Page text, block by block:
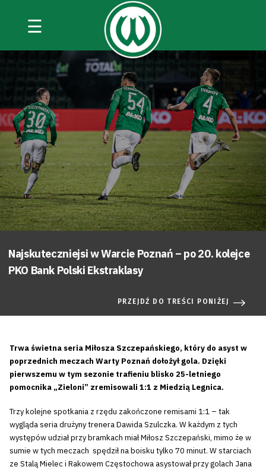
☰
Najskuteczniejsi w Warcie Poznań – po 20. kolejce
PKO Bank Polski Ekstraklasy
PRZEJDŹ DO TREŚCI PONIŻEJ
Trwa świetna seria Miłosza Szczepańskiego, który do asyst w
poprzednich meczach Warty Poznań dołożył gola. Dzięki
pierwszemu w tym sezonie trafieniu blisko 25-letniego
pomocnika „Zieloni” zremisowali 1:1 z Miedzią Legnica.
Trzy kolejne spotkania z rzędu zakończone remisami 1:1 – tak
wygląda seria drużyny trenera Dawida Szulczka. W każdym z tych
występów udział przy bramkach miał Miłosz Szczepański, mimo że w
sumie w tych meczach spędził na boisku tylko 70 minut. W starciach
ze Stalą Mielec i Rakowem Częstochowa asystował przy golach Jana